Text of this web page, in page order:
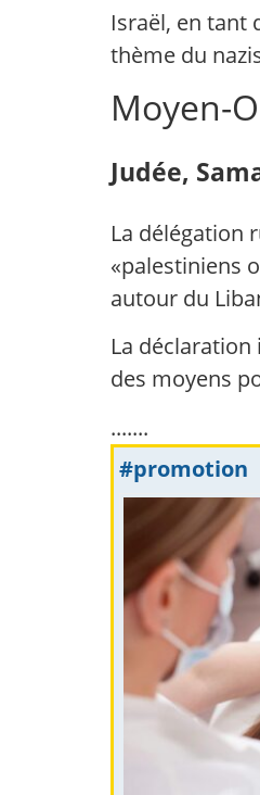
Israël, en tant
thème du
Moyen-
Judée,
La délégation
«palestiniens
autour du
La
des moyens
.......
#promotion